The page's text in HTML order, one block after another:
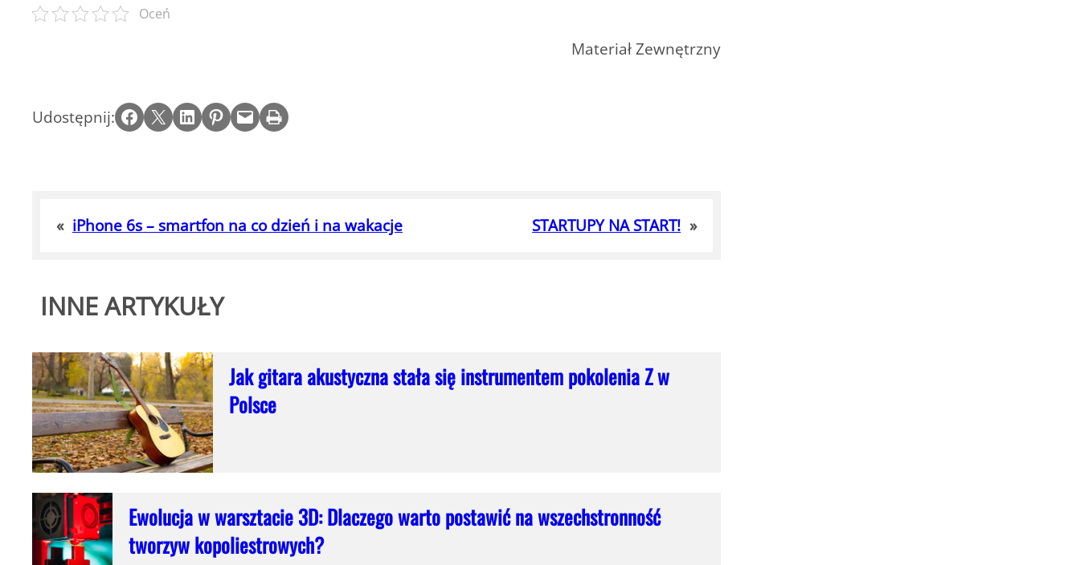
Oceń
Materiał Zewnętrzny
Udostępnij: Share on Facebook Email this Page Share on LinkedIn Share on Pinterest Email this Page Print this Page
« iPhone 6s – smartfon na co dzień i na wakacje STARTUPY NA START! »
INNE ARTYKUŁY
Jak gitara akustyczna stała się instrumentem pokolenia Z w
Polsce
Ewolucja w warsztacie 3D: Dlaczego warto postawić na wszechstronność
tworzyw kopoliestrowych?